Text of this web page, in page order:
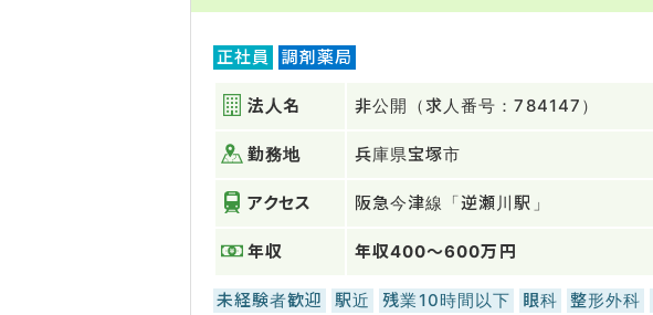
正社員 調剤薬局
法人名 非公開（求人番号：784147）
勤務地 兵庫県宝塚市
アクセス 阪急今津線「逆瀬川駅」
年収 年収400～600万円
未経験者歓迎 駅近 残業10時間以下 眼科 整形外科